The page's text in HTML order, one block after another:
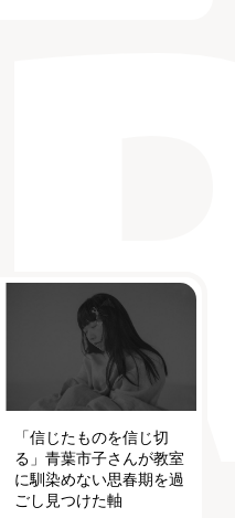
「信じたものを信じ切
る」青葉市子さんが教室
に馴染めない思春期を過
ごし見つけた軸